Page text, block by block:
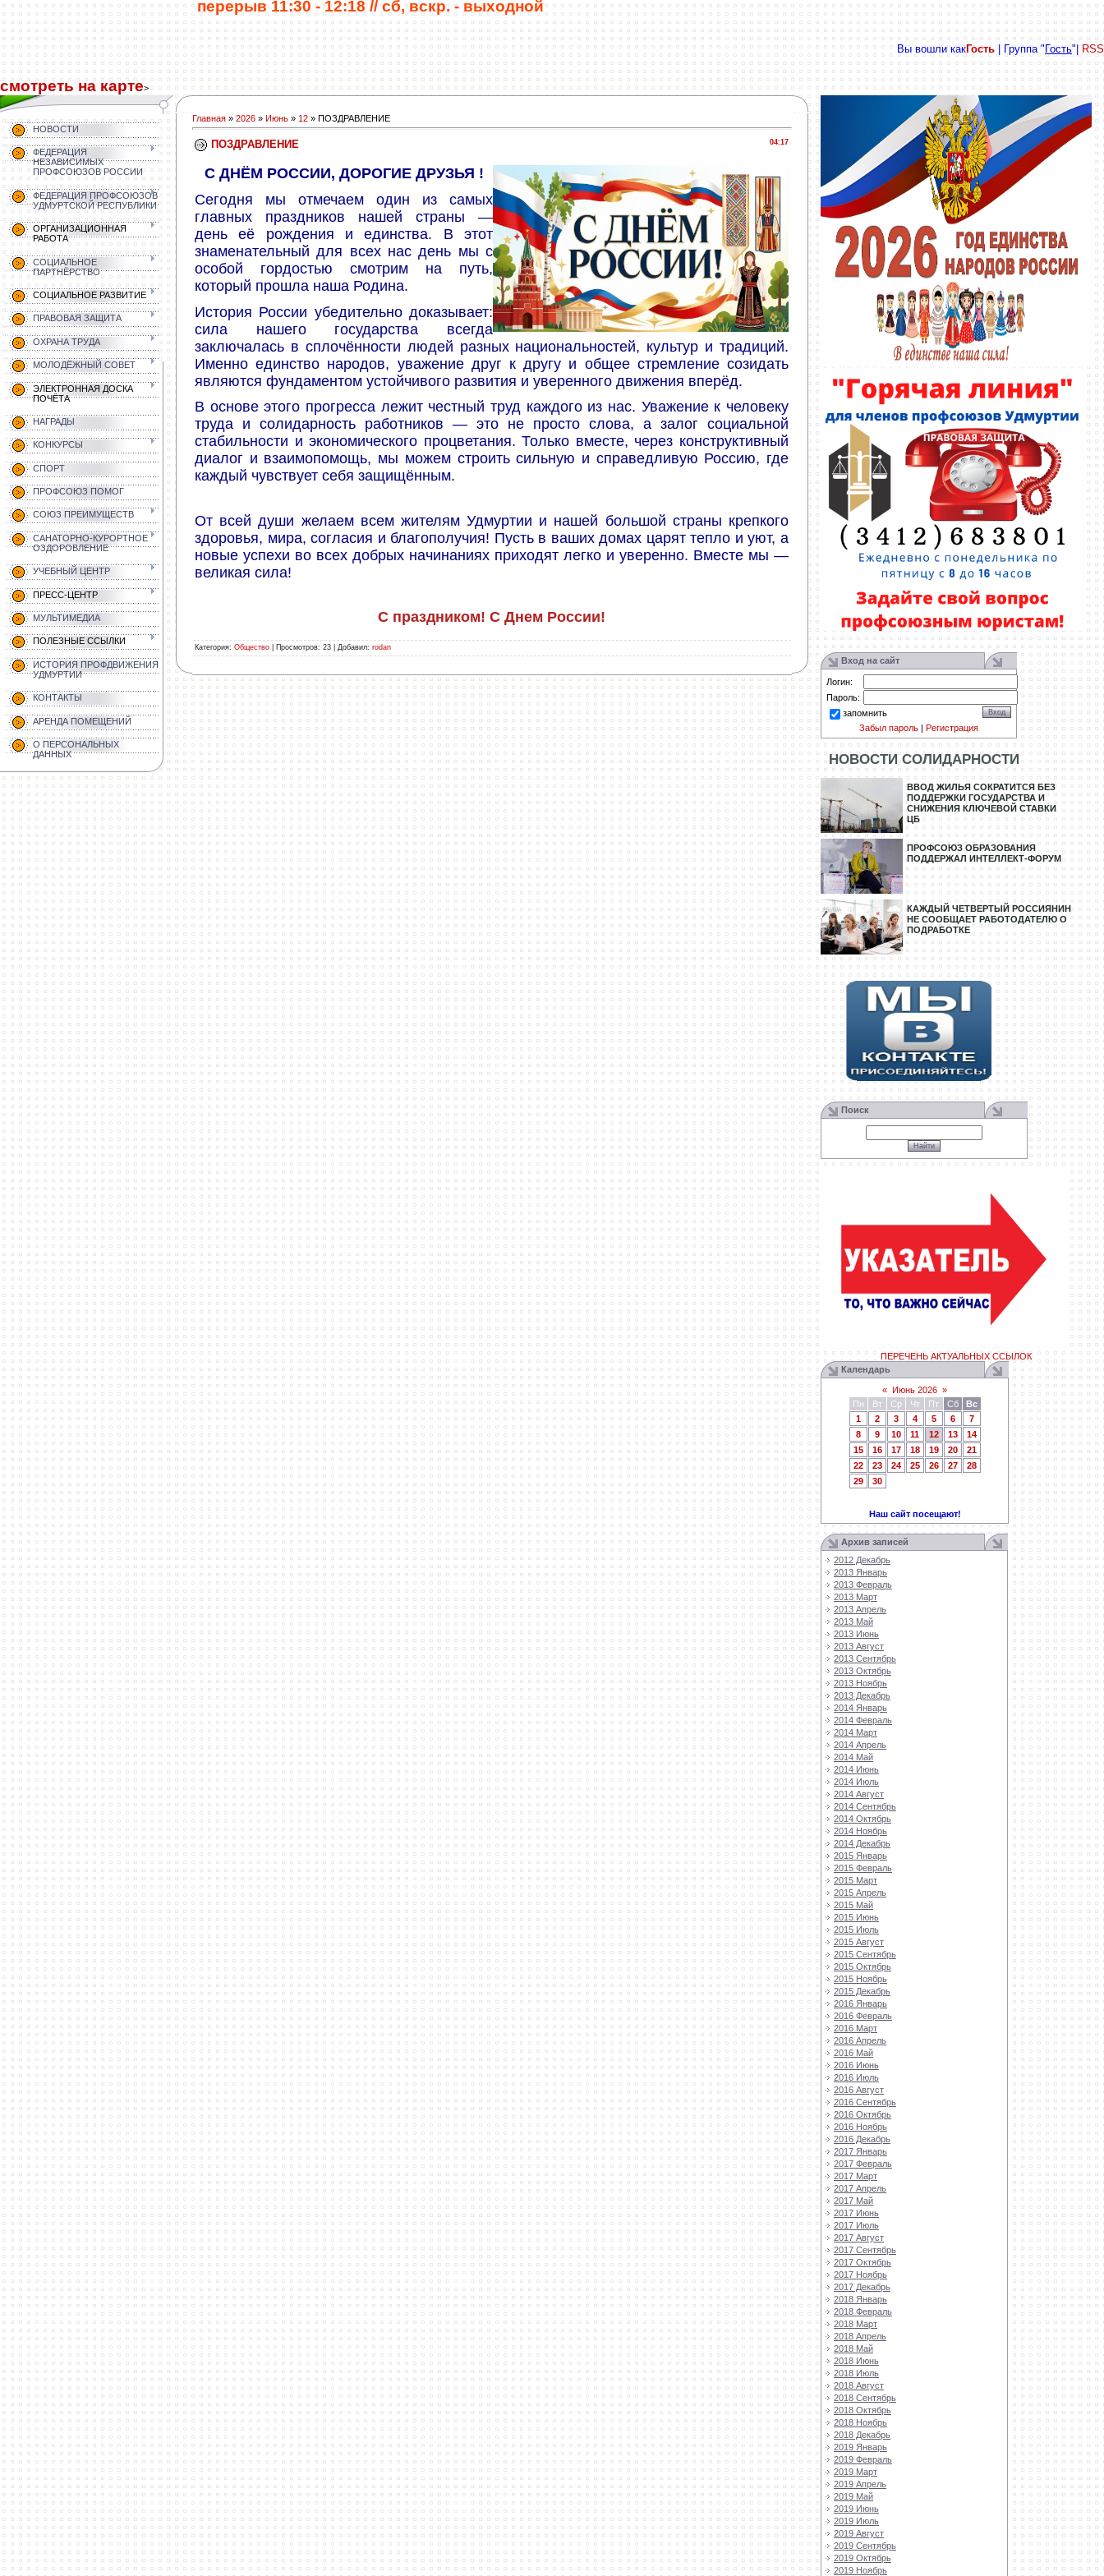
перерыв 11:30 - 12:18 // сб, вскр. - выходной
Вы вошли какГость | Группа " Гость"| RSS
смотреть на карте>
НОВОСТИ
ФЕДЕРАЦИЯ
НЕЗАВИСИМЫХ
ПРОФСОЮЗОВ РОССИИ
ФЕДЕРАЦИЯ ПРОФСОЮЗОВ
УДМУРТСКОЙ РЕСПУБЛИКИ
ОРГАНИЗАЦИОННАЯ
РАБОТА
СОЦИАЛЬНОЕ
ПАРТНЁРСТВО
СОЦИАЛЬНОЕ РАЗВИТИЕ
ПРАВОВАЯ ЗАЩИТА
ОХРАНА ТРУДА
МОЛОДЁЖНЫЙ СОВЕТ
ЭЛЕКТРОННАЯ ДОСКА
ПОЧЁТА
НАГРАДЫ
КОНКУРСЫ
СПОРТ
ПРОФСОЮЗ ПОМОГ
СОЮЗ ПРЕИМУЩЕСТВ
САНАТОРНО-КУРОРТНОЕ
ОЗДОРОВЛЕНИЕ
УЧЕБНЫЙ ЦЕНТР
ПРЕСС-ЦЕНТР
МУЛЬТИМЕДИА
ПОЛЕЗНЫЕ ССЫЛКИ
ИСТОРИЯ ПРОФДВИЖЕНИЯ
УДМУРТИИ
КОНТАКТЫ
АРЕНДА ПОМЕЩЕНИЙ
О ПЕРСОНАЛЬНЫХ
ДАННЫХ
Главная » 2026 » Июнь » 12 » ПОЗДРАВЛЕНИЕ
04:17
ПОЗДРАВЛЕНИЕ
С ДНЁМ РОССИИ, ДОРОГИЕ ДРУЗЬЯ !
Сегодня мы отмечаем один из самых
главных праздников нашей страны —
день её рождения и единства. В этот
знаменательный для всех нас день мы с
особой гордостью смотрим на путь,
который прошла наша Родина.
История России убедительно доказывает:
сила нашего государства всегда
заключалась в сплочённости людей разных национальностей, культур и традиций.
Именно единство народов, уважение друг к другу и общее стремление созидать
являются фундаментом устойчивого развития и уверенного движения вперёд.
В основе этого прогресса лежит честный труд каждого из нас. Уважение к человеку
труда и солидарность работников — это не просто слова, а залог социальной
стабильности и экономического процветания. Только вместе, через конструктивный
диалог и взаимопомощь, мы можем строить сильную и справедливую Россию, где
каждый чувствует себя защищённым.
От всей души желаем всем жителям Удмуртии и нашей большой страны крепкого
здоровья, мира, согласия и благополучия! Пусть в ваших домах царят тепло и уют, а
новые успехи во всех добрых начинаниях приходят легко и уверенно. Вместе мы —
великая сила!
С праздником! С Днем России!
Категория: Общество Просмотров: 23 Добавил: rodan
Вход на сайт
Логин:
Пароль:
запомнить
Забыл пароль | Регистрация
НОВОСТИ СОЛИДАРНОСТИ
ВВОД ЖИЛЬЯ СОКРАТИТСЯ БЕЗ
ПОДДЕРЖКИ ГОСУДАРСТВА И
СНИЖЕНИЯ КЛЮЧЕВОЙ СТАВКИ
ЦБ
ПРОФСОЮЗ ОБРАЗОВАНИЯ
ПОДДЕРЖАЛ ИНТЕЛЛЕКТ-ФОРУМ
КАЖДЫЙ ЧЕТВЕРТЫЙ РОССИЯНИН
НЕ СООБЩАЕТ РАБОТОДАТЕЛЮ О
ПОДРАБОТКЕ
Поиск
ПЕРЕЧЕНЬ АКТУАЛЬНЫХ ССЫЛОК
Календарь
« Июнь 2026 »
Пн
Вт Ср Чт Пт Сб
Вс
1
2 3 4 5 6
7
8
9 10 11 12 13
14
15
16 17 18 19 20
21
22
23 24 25 26 27
28
29
30
Наш сайт посещают!
Архив записей
2012 Декабрь
2013 Январь
2013 Февраль
2013 Март
2013 Апрель
2013 Май
2013 Июнь
2013 Август
2013 Сентябрь
2013 Октябрь
2013 Ноябрь
2013 Декабрь
2014 Январь
2014 Февраль
2014 Март
2014 Апрель
2014 Май
2014 Июнь
2014 Июль
2014 Август
2014 Сентябрь
2014 Октябрь
2014 Ноябрь
2014 Декабрь
2015 Январь
2015 Февраль
2015 Март
2015 Апрель
2015 Май
2015 Июнь
2015 Июль
2015 Август
2015 Сентябрь
2015 Октябрь
2015 Ноябрь
2015 Декабрь
2016 Январь
2016 Февраль
2016 Март
2016 Апрель
2016 Май
2016 Июнь
2016 Июль
2016 Август
2016 Сентябрь
2016 Октябрь
2016 Ноябрь
2016 Декабрь
2017 Январь
2017 Февраль
2017 Март
2017 Апрель
2017 Май
2017 Июнь
2017 Июль
2017 Август
2017 Сентябрь
2017 Октябрь
2017 Ноябрь
2017 Декабрь
2018 Январь
2018 Февраль
2018 Март
2018 Апрель
2018 Май
2018 Июнь
2018 Июль
2018 Август
2018 Сентябрь
2018 Октябрь
2018 Ноябрь
2018 Декабрь
2019 Январь
2019 Февраль
2019 Март
2019 Апрель
2019 Май
2019 Июнь
2019 Июль
2019 Август
2019 Сентябрь
2019 Октябрь
2019 Ноябрь